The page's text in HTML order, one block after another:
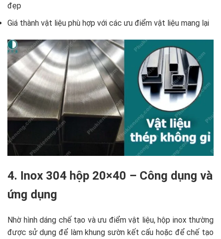
đẹp
Giá thành vật liệu phù hợp với các ưu điểm vật liệu mang lại
4. Inox 304 hộp 20×40 – Công dụng và
ứng dụng
Nhờ hình dáng chế tạo và ưu điểm vật liệu, hộp inox thường
được sử dụng để làm khung sườn kết cấu hoặc để chế tạo